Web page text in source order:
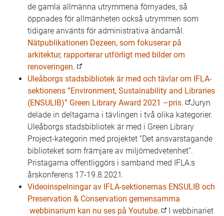
de gamla allmänna utrymmena förnyades, så
öppnades för allmänheten också utrymmen som
tidigare använts för administrativa ändamål.
Nätpublikationen Dezeen, som fokuserar på
arkitektur, rapporterar utförligt med bilder om
renoveringen.
Uleåborgs stadsbibliotek är med och tävlar om IFLA-
sektionens ”Environment, Sustainability and Libraries
(ENSULIB)” Green Library Award 2021 –pris.
Juryn
delade in deltagarna i tävlingen i två olika kategorier.
Uleåborgs stadsbibliotek är med i Green Library
Project-kategorin med projektet ”Det ansvarstagande
biblioteket som främjare av miljömedvetenhet”.
Pristagarna offentliggörs i samband med IFLA:s
årskonferens 17-19.8.2021.
Videoinspelningar av IFLA-sektionernas ENSULIB och
Preservation & Conservation gemensamma
webbinarium kan nu ses på Youtube.
I webbinariet